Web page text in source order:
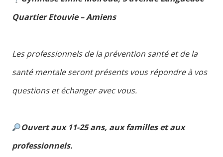
Quartier Etouvie – Amiens
Les professionnels de la prévention santé et de la
santé mentale seront présents vous répondre à vos
questions et échanger avec vous.
Ouvert aux 11-25 ans, aux familles et aux
professionnels.